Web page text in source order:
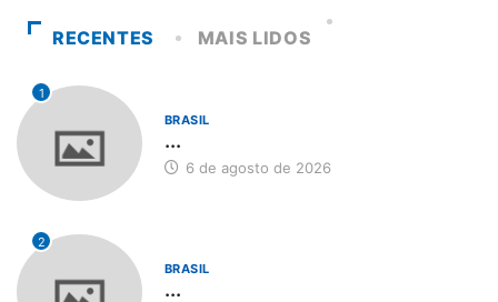
RECENTES MAIS LIDOS
1
BRASIL
...
6 de agosto de 2026
2
BRASIL
...